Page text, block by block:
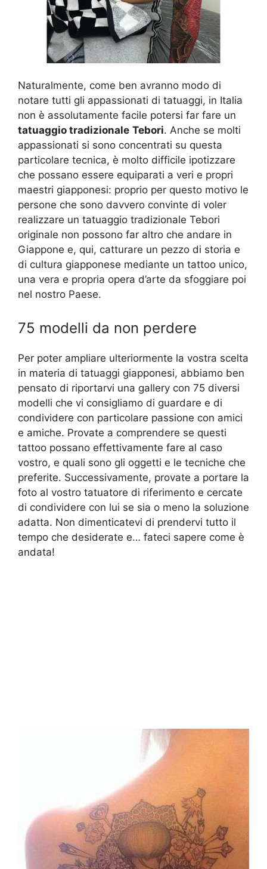
Naturalmente, come ben avranno modo di
notare tutti gli appassionati di tatuaggi, in Italia
non è assolutamente facile potersi far fare un
tatuaggio tradizionale Tebori. Anche se molti
appassionati si sono concentrati su questa
particolare tecnica, è molto difficile ipotizzare
che possano essere equiparati a veri e propri
maestri giapponesi: proprio per questo motivo le
persone che sono davvero convinte di voler
realizzare un tatuaggio tradizionale Tebori
originale non possono far altro che andare in
Giappone e, qui, catturare un pezzo di storia e
di cultura giapponese mediante un tattoo unico,
una vera e propria opera d’arte da sfoggiare poi
nel nostro Paese.
75 modelli da non perdere
Per poter ampliare ulteriormente la vostra scelta
in materia di tatuaggi giapponesi, abbiamo ben
pensato di riportarvi una gallery con 75 diversi
modelli che vi consigliamo di guardare e di
condividere con particolare passione con amici
e amiche. Provate a comprendere se questi
tattoo possano effettivamente fare al caso
vostro, e quali sono gli oggetti e le tecniche che
preferite. Successivamente, provate a portare la
foto al vostro tatuatore di riferimento e cercate
di condividere con lui se sia o meno la soluzione
adatta. Non dimenticatevi di prendervi tutto il
tempo che desiderate e… fateci sapere come è
andata!